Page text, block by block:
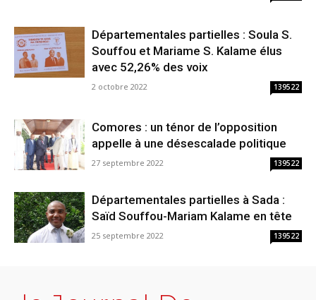
Départementales partielles : Soula S.
Souffou et Mariame S. Kalame élus
avec 52,26% des voix
2 octobre 2022 139522
Comores : un ténor de l’opposition
appelle à une désescalade politique
27 septembre 2022 139522
Départementales partielles à Sada :
Saïd Souffou-Mariam Kalame en tête
25 septembre 2022 139522